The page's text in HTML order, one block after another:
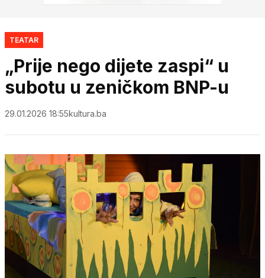
TEATAR
„Prije nego dijete zaspi“ u
subotu u zeničkom BNP-u
29.01.2026 18:55kultura.ba